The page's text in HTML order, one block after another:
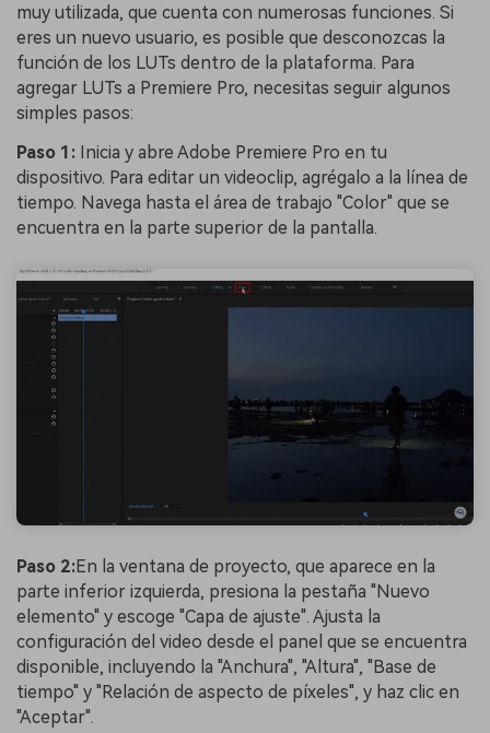
muy utilizada, que cuenta con numerosas funciones. Si
eres un nuevo usuario, es posible que desconozcas la
función de los LUTs dentro de la plataforma. Para
agregar LUTs a Premiere Pro, necesitas seguir algunos
simples pasos:
Paso 1: Inicia y abre Adobe Premiere Pro en tu
dispositivo. Para editar un videoclip, agrégalo a la línea de
tiempo. Navega hasta el área de trabajo "Color" que se
encuentra en la parte superior de la pantalla.
Paso 2:En la ventana de proyecto, que aparece en la
parte inferior izquierda, presiona la pestaña "Nuevo
elemento" y escoge "Capa de ajuste". Ajusta la
configuración del video desde el panel que se encuentra
disponible, incluyendo la "Anchura", "Altura", "Base de
tiempo" y "Relación de aspecto de píxeles", y haz clic en
"Aceptar".